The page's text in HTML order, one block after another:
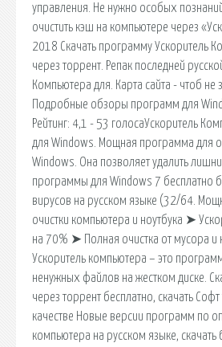
управления. Не нужно особых
очистить кэш на компьютере через
2018 Скачать программу Ускоритель
через торрент. Репак последней
Компьютера для. Карта сайта - чтоб не
Подробные обзоры программ для
Рейтинг: 4,1 - 53 голосаУскоритель
для Windows. Мощная программа для
Windows. Она позволяет удалить
программы для Windows 7 бесплатно
вирусов на русском языке (32/64.
очистки компьютера и ноутбука ➤
на 70% ➤ Полная очистка от мусора и
Ускоритель компьютера – это
ненужных файлов на жестком диске.
через торрент бесплатно, скачать
качестве Новые версии программ по
компьютера на русском языке, скачать